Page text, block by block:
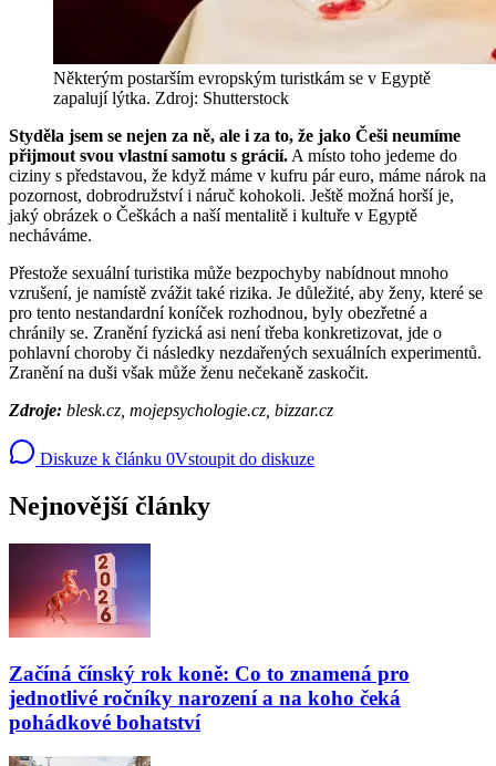
Některým postarším evropským turistkám se v Egyptě
zapalují lýtka. Zdroj: Shutterstock
Styděla jsem se nejen za ně, ale i za to, že jako Češi neumíme
přijmout svou vlastní samotu s grácií. A místo toho jedeme do
ciziny s představou, že když máme v kufru pár euro, máme nárok na
pozornost, dobrodružství i náruč kohokoli. Ještě možná horší je,
jaký obrázek o Češkách a naší mentalitě i kultuře v Egyptě
necháváme.
Přestože sexuální turistika může bezpochyby nabídnout mnoho
vzrušení, je namístě zvážit také rizika. Je důležité, aby ženy, které se
pro tento nestandardní koníček rozhodnou, byly obezřetné a
chránily se. Zranění fyzická asi není třeba konkretizovat, jde o
pohlavní choroby či následky nezdařených sexuálních experimentů.
Zranění na duši však může ženu nečekaně zaskočit.
Zdroje: blesk.cz, mojepsychologie.cz, bizzar.cz
Diskuze k článku 0Vstoupit do diskuze
Nejnovější články
Začíná čínský rok koně: Co to znamená pro
jednotlivé ročníky narození a na koho čeká
pohádkové bohatství